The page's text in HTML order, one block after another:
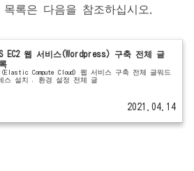
록은 다음을 참조하십시오.
EC2 웹 서비스(Wordpress) 구축 전체 글
Compute Cloud) 웹 서비스 구축 전체 글워드
스 설치 , 환경 설정 전체 글
2021.04.14